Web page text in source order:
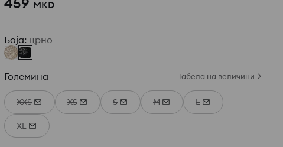
MKD
Боја: црно
Големина Табела на величини
XXS XS S M L
XL